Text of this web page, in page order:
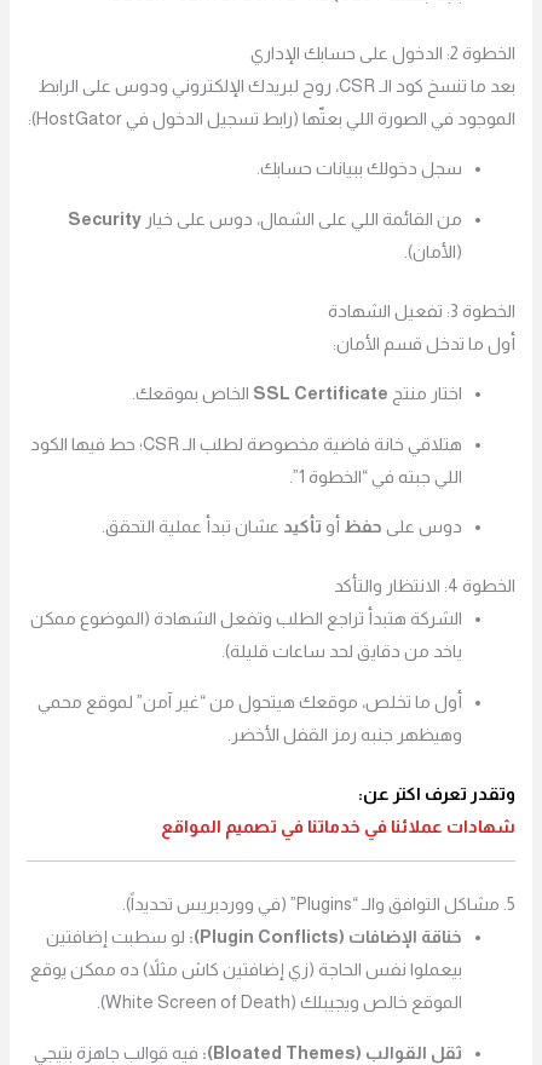
الخطوة 2: الدخول على حسابك الإداري
بعد ما تنسخ كود الـ CSR، روح لبريدك الإلكتروني ودوس على الرابط
الموجود في الصورة اللي بعتّها (رابط تسجيل الدخول في HostGator):
سجل دخولك ببيانات حسابك.
من القائمة اللي على الشمال، دوس على خيارSecurity
(الأمان).
الخطوة 3: تفعيل الشهادة
أول ما تدخل قسم الأمان:
اختار منتج SSL Certificate الخاص بموقعك.
هتلاقي خانة فاضية مخصوصة لطلب الـ CSR؛ حط فيها الكود
اللي جبته في “الخطوة 1”.
دوس على حفظ أو تأكيد عشان تبدأ عملية التحقق.
الخطوة 4: الانتظار والتأكد
الشركة هتبدأ تراجع الطلب وتفعل الشهادة (الموضوع ممكن
ياخد من دقايق لحد ساعات قليلة).
أول ما تخلص، موقعك هيتحول من “غير آمن” لموقع محمي
وهيظهر جنبه رمز القفل الأخضر.
وتقدر تعرف اكتر عن:
شهادات عملائنا في خدماتنا في تصميم المواقع
5. مشاكل التوافق والـ “Plugins” (في ووردبريس تحديداً).
خناقة الإضافات (Plugin Conflicts):
لو سطبت إضافتين
بيعملوا نفس الحاجة (زي إضافتين كاش مثلاً) ده ممكن يوقع
الموقع خالص ويجيبلك (White Screen of Death).
ثقل القوالب (Bloated Themes): فيه قوالب جاهزة بتيجي